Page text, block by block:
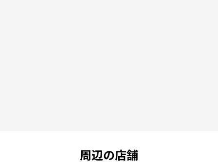
周辺の店舗